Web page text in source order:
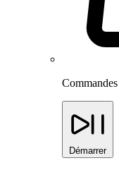
Commandes
Démarrer